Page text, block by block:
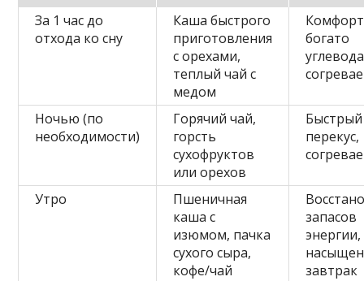
За 1 час до
отхода ко сну
Каша быстрого
приготовления
с орехами,
теплый чай с
медом
богато
Ночью (по
необходимости)
Горячий чай,
горсть
сухофруктов
или орехов
Быстрый
перекус,
Утро
Пшеничная
каша с
изюмом, пачка
сухого сыра,
кофе/чай
запасов
энергии,
завтрак